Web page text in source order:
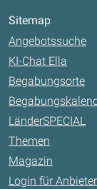
Sitemap
Angebotssuche
KI-Chat Ella
Begabungsorte
LänderSPECIAL
Themen
Magazin
Login für Anbieter